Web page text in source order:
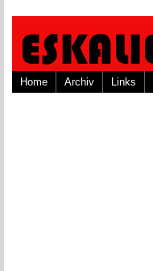
Home Archiv Links